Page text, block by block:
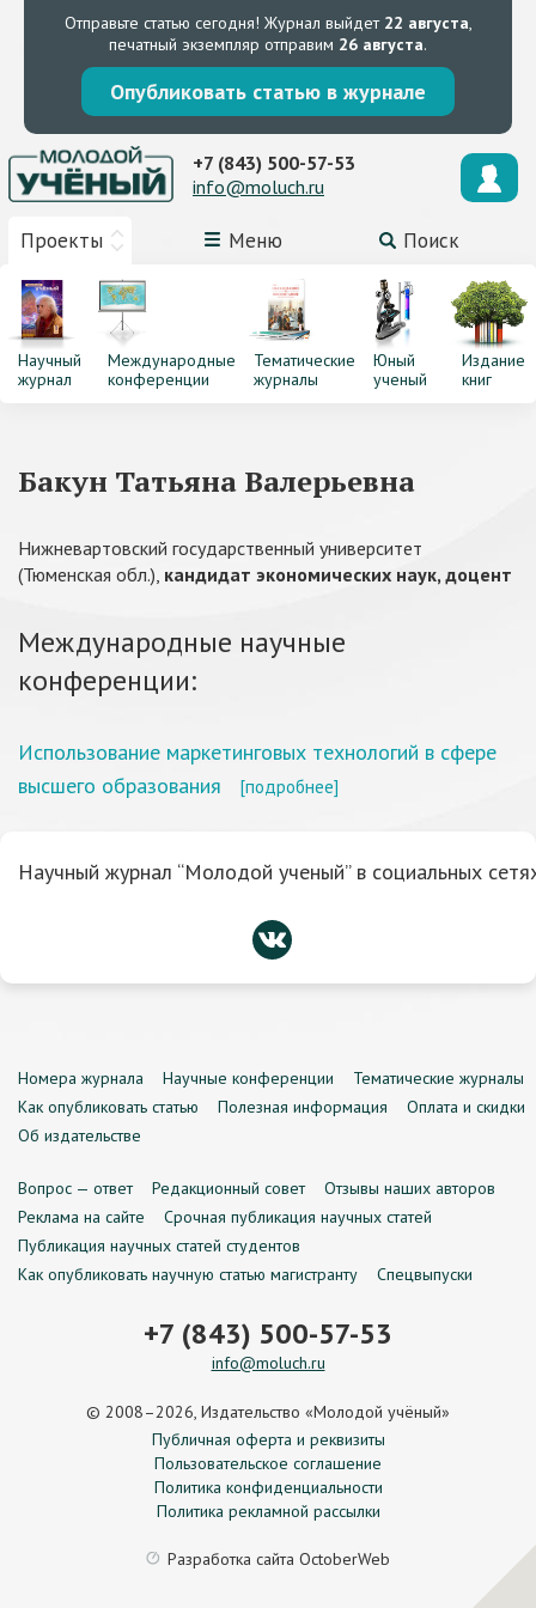
Отправьте статью сегодня! Журнал выйдет 22 августа,
печатный экземпляр отправим 26 августа.
Опубликовать статью в журнале
Проекты Меню Поиск
+7 (843) 500-57-53
info@moluch.ru
Научный
журнал
Международные
конференции
Тематические
журналы
Юный
ученый
Издание
книг
Бакун Татьяна Валерьевна
Нижневартовский государственный университет
(Тюменская обл.), кандидат экономических наук, доцент
Международные научные
конференции:
Использование маркетинговых технологий в сфере
высшего образования
[подробнее]
Научный журнал “Молодой ученый” в социальных
Номера журнала Научные конференции
Тематические журналы
Как опубликовать статью
Полезная информация
Оплата и скидки
Об издательстве
Вопрос — ответ Редакционный совет
Отзывы наших авторов
Реклама на сайте
Срочная публикация научных статей
Публикация научных статей студентов
Как опубликовать научную статью магистранту
Спецвыпуски
+7 (843) 500-57-53
info@moluch.ru
© 2008–2026, Издательство «Молодой учёный»
Публичная оферта и реквизиты
Пользовательское соглашение
Политика конфиденциальности
Политика рекламной рассылки
Разработка сайта OctoberWeb